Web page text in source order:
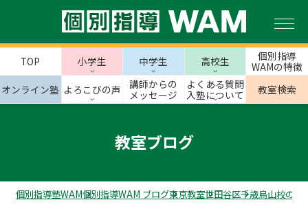
TOP 小学生 中学生 高校生
個別指導
WAMの特徴
オンライン塾 よろこびの声
講師からの
メッセージ
よくある質問
入塾について
教室検索
教室ブログ
個別指導塾WAM個別指導WAM ブログ東京教室世田谷区千歳烏山校のス